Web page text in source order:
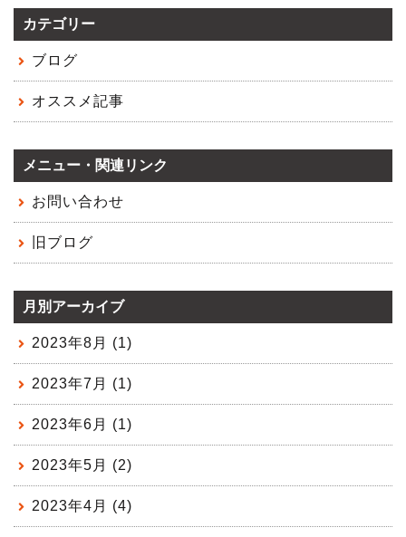
カテゴリー
ブログ
オススメ記事
メニュー・関連リンク
お問い合わせ
旧ブログ
月別アーカイブ
2023年8月 (1)
2023年7月 (1)
2023年6月 (1)
2023年5月 (2)
2023年4月 (4)